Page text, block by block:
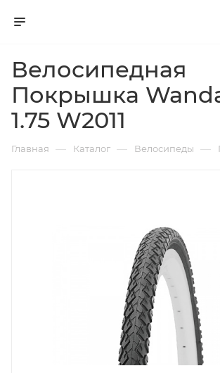
Велосипедная
Покрышка
1.75 W2011
Главная — Каталог — Велосипеды —